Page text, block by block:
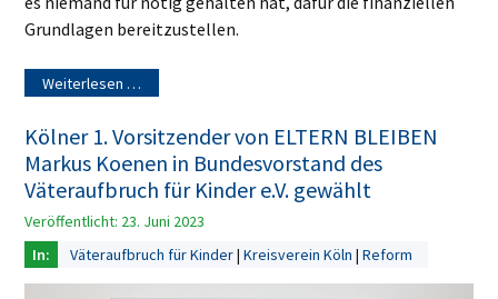
Grundlagen bereitzustellen.
Weiterlesen …
Kölner 1. Vorsitzender von ELTERN BLEIBEN
Markus Koenen in Bundesvorstand des
Väteraufbruch für Kinder e.V. gewählt
Veröffentlicht: 23. Juni 2023
Väteraufbruch für Kinder Kreisverein Köln Reform